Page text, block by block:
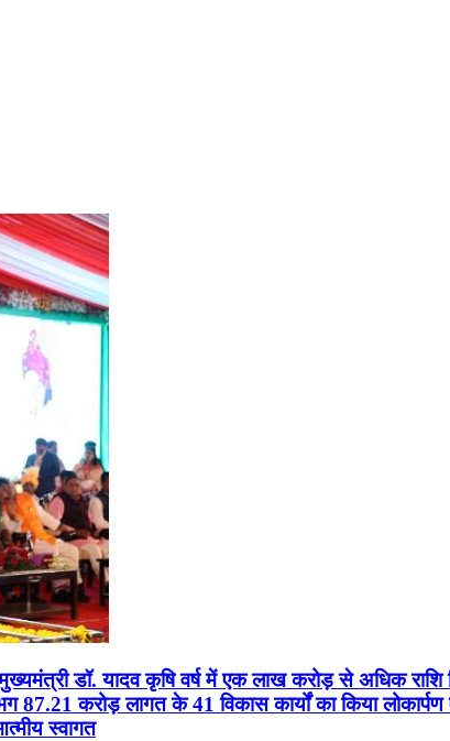
डॉ. यादव कृषि वर्ष में एक लाख करोड़ से अधिक
करोड़ लागत के 41 विकास कार्यों का किया
स्वागत